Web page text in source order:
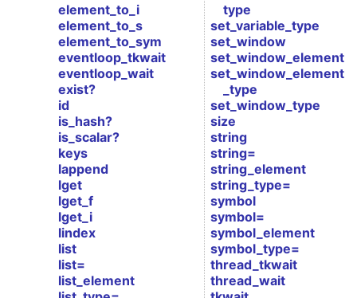
element_to_i
element_to_s
element_to_sym
eventloop_tkwait
eventloop_wait
exist?
id
is_hash?
is_scalar?
keys
lappend
lget
lget_f
lget_i
lindex
list
list=
list_element
type
set_variable_type
set_window
set_window_element
set_window_element
_type
set_window_type
size
string
string=
string_element
string_type=
symbol
symbol=
symbol_element
symbol_type=
thread_tkwait
thread_wait